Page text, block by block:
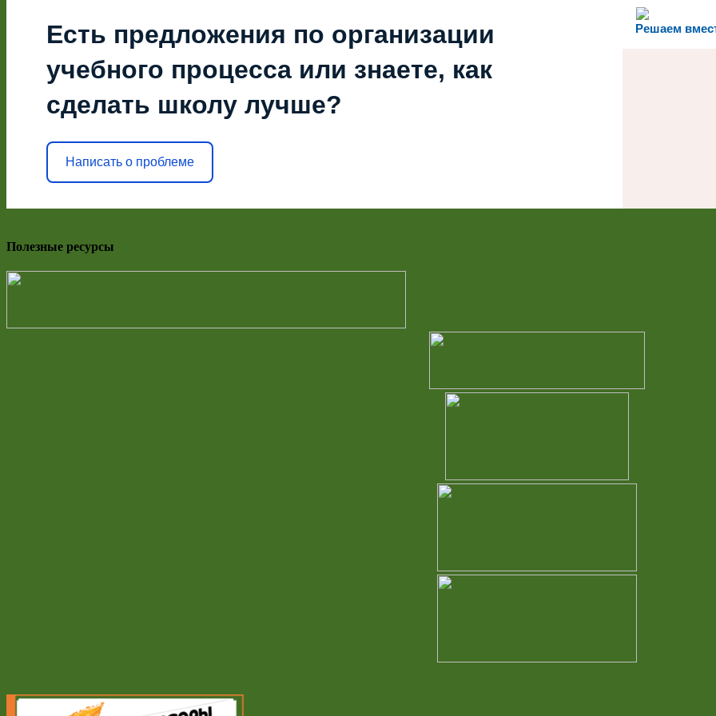
Решаем
Есть предложения по организации
учебного процесса или знаете, как
сделать школу лучше?
Написать о проблеме
Полезные ресурсы